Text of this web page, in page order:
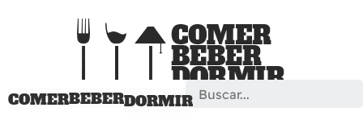
COMERBEBERDORMIR
Search